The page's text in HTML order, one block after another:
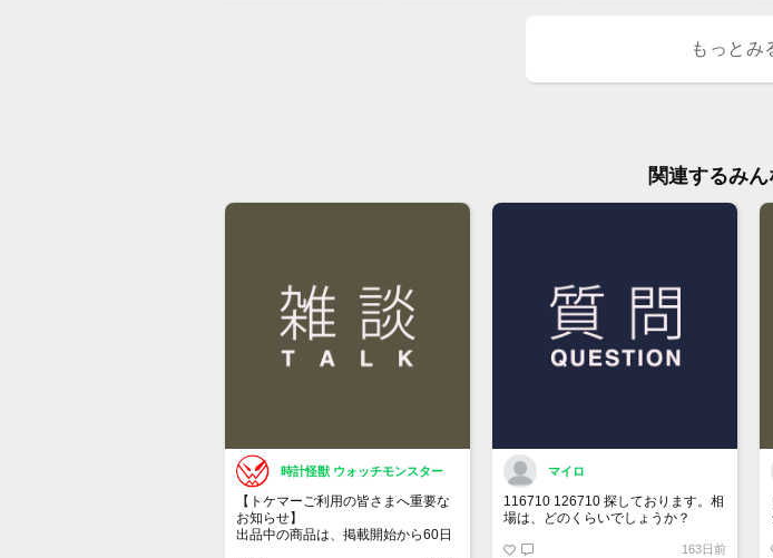
もっとみ
関連するみ
時計怪獣 ウォッチモンスター
【トケマーご利用の皆さまへ重要な
お知らせ】
出品中の商品は、掲載開始から60日
マイロ
116710 126710 探しております。相
場は、どのくらいでしょうか？
163日前